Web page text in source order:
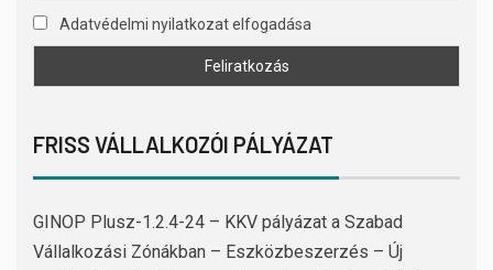
Adatvédelmi nyilatkozat elfogadása
FRISS VÁLLALKOZÓI PÁLYÁZAT
GINOP Plusz-1.2.4-24 – KKV pályázat a Szabad
Vállalkozási Zónákban – Eszközbeszerzés – Új